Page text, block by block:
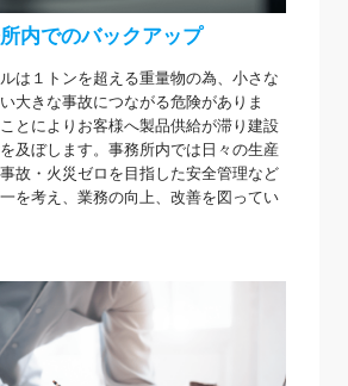
内でのバックアップ
は１トンを超える重量物の為、小さな
大きな事故につながる危険がありま
とによりお客様へ製品供給が滞り建設
及ぼします。事務所内では日々の生産
故・火災ゼロを目指した安全管理など
を考え、業務の向上、改善を図ってい